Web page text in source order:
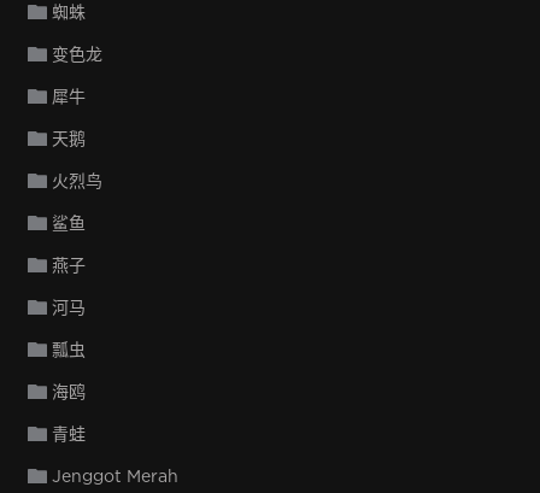
蜘蛛
变色龙
犀牛
天鹅
火烈鸟
鲨鱼
燕子
河马
瓢虫
海鸥
青蛙
Jenggot Merah